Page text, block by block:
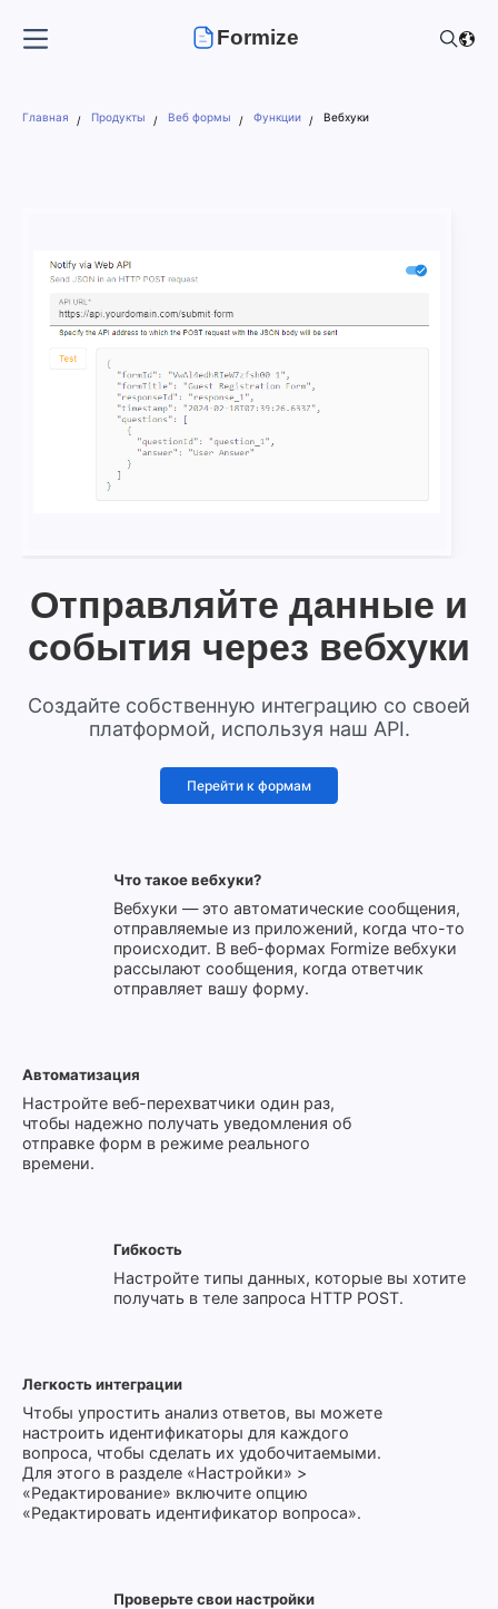
Formize
Главная Продукты Веб формы Функции Вебхуки
Отправляйте данные и
события через вебхуки
Создайте собственную интеграцию со своей
платформой, используя наш API.
Перейти к формам
Что такое вебхуки?
Вебхуки — это автоматические сообщения,
отправляемые из приложений, когда что-то
происходит. В веб-формах Formize вебхуки
рассылают сообщения, когда ответчик
отправляет вашу форму.
Автоматизация
Настройте веб-перехватчики один раз,
чтобы надежно получать уведомления об
отправке форм в режиме реального
времени.
Гибкость
Настройте типы данных, которые вы хотите
получать в теле запроса HTTP POST.
Легкость интеграции
Чтобы упростить анализ ответов, вы можете
настроить идентификаторы для каждого
вопроса, чтобы сделать их удобочитаемыми.
Для этого в разделе «Настройки» >
«Редактирование» включите опцию
«Редактировать идентификатор вопроса».
Проверьте свои настройки